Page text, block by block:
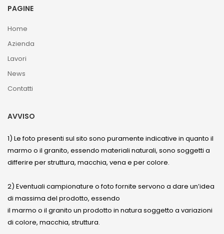
PAGINE
Home
Azienda
Lavori
News
Contatti
AVVISO
1) Le foto presenti sul sito sono puramente indicative in quanto il
marmo o il granito, essendo materiali naturali, sono soggetti a
differire per struttura, macchia, vena e per colore.
2) Eventuali campionature o foto fornite servono a dare un’idea
di massima del prodotto, essendo
il marmo o il granito un prodotto in natura soggetto a variazioni
di colore, macchia, struttura.